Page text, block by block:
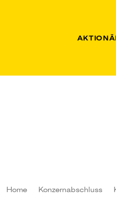
Home Konzernabschluss